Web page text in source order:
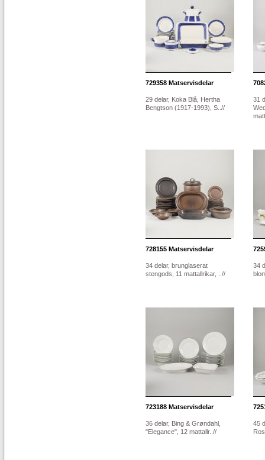
729358 Matservisdelar
29 delar, Koka Blå, Hertha
Bengtson (1917-1993), S..//
31
728155 Matservisdelar
34 delar, brunglaserat
stengods, 11 mattallrikar, ..//
34
723188 Matservisdelar
36 delar, Bing & Grøndahl,
"Elegance", 12 mattallr..//
45